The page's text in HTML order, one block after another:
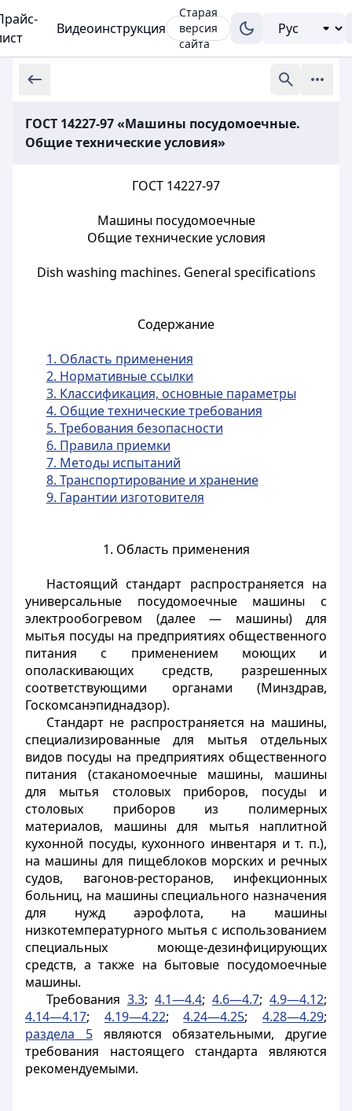
Видеоинструкция
Старая
версия
сайта
ГОСТ 14227-97 «Машины посудомоечные.
Общие технические условия»
ГОСТ 14227-97
Машины посудомоечные
Общие технические условия
Dish washing machines. General specifications
Содержание
1. Область применения
2. Нормативные ссылки
3. Классификация, основные параметры
4. Общие технические требования
5. Требования безопасности
6. Правила приемки
7. Методы испытаний
8. Транспортирование и хранение
9. Гарантии изготовителя
1. Область применения
Настоящий стандарт распространяется на
универсальные посудомоечные машины с
электрообогревом (далее — машины) для
мытья посуды на предприятиях общественного
питания с применением моющих и
ополаскивающих средств, разрешенных
соответствующими органами (Минздрав,
Госкомсанэпиднадзор).
Стандарт не распространяется на машины,
специализированные для мытья отдельных
видов посуды на предприятиях общественного
питания (стаканомоечные машины, машины
для мытья столовых приборов, посуды и
столовых приборов из полимерных
материалов, машины для мытья наплитной
кухонной посуды, кухонного инвентаря и т. п.),
на машины для пищеблоков морских и речных
судов, вагонов-ресторанов, инфекционных
больниц, на машины специального назначения
для нужд аэрофлота, на машины
низкотемпературного мытья с использованием
специальных моюще-дезинфицирующих
средств, а также на бытовые посудомоечные
машины.
Требования 3.3; 4.1—4.4; 4.6—4.7;4.9—4.12;
4.14—4.17; 4.19—4.22;4.24—4.25;4.28—4.29;
раздела 5являются обязательными, другие
требования настоящего стандарта являются
рекомендуемыми.